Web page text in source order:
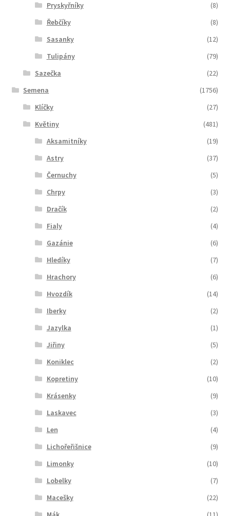
Pryskyřníky
(8)
Řebčíky
(8)
Sasanky
(12)
Tulipány
(79)
Sazečka
(22)
Semena
(1756)
Klíčky
(27)
Květiny
(481)
Aksamitníky
(19)
Astry
(37)
Černuchy
(5)
Chrpy
(3)
Dračík
(2)
Fialy
(4)
Gazánie
(6)
Hledíky
(7)
Hrachory
(6)
Hvozdík
(14)
Iberky
(2)
Jazylka
(1)
Jiřiny
(5)
Koniklec
(2)
Kopretiny
(10)
Krásenky
(9)
Laskavec
(3)
Len
(4)
Lichořeřišnice
(9)
Limonky
(10)
Lobelky
(7)
Macešky
(22)